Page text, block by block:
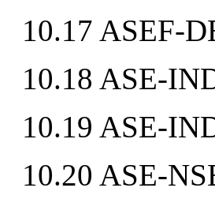
10.17 ASEF-
10.18 ASE-
10.19 ASE-
10.20 ASE-